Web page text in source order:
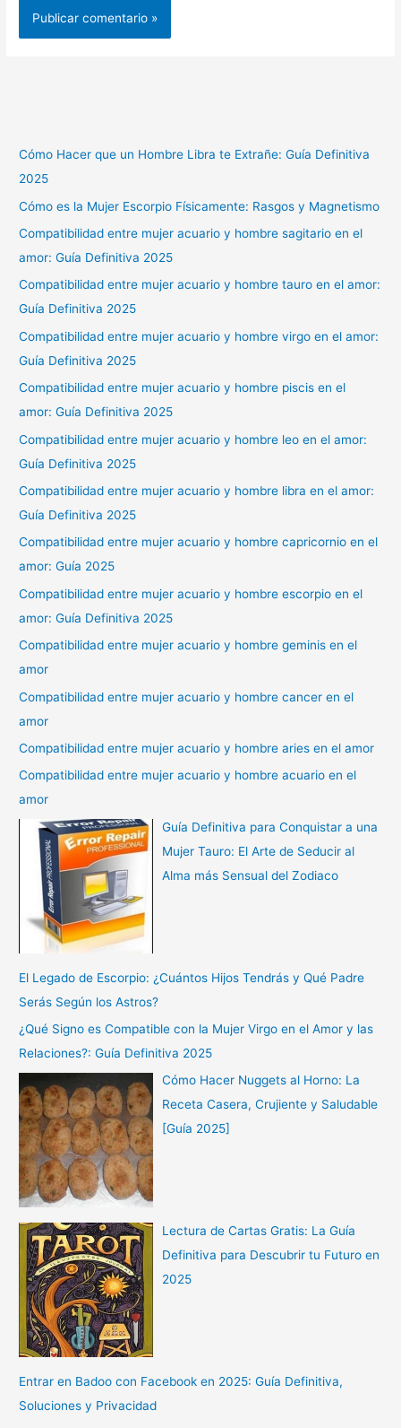
Cómo Hacer que un Hombre Libra te Extrañe: Guía Definitiva
2025
Cómo es la Mujer Escorpio Físicamente: Rasgos y Magnetismo
Compatibilidad entre mujer acuario y hombre sagitario en el
amor: Guía Definitiva 2025
Compatibilidad entre mujer acuario y hombre tauro en el amor:
Guía Definitiva 2025
Compatibilidad entre mujer acuario y hombre virgo en el amor:
Guía Definitiva 2025
Compatibilidad entre mujer acuario y hombre piscis en el
amor: Guía Definitiva 2025
Compatibilidad entre mujer acuario y hombre leo en el amor:
Guía Definitiva 2025
Compatibilidad entre mujer acuario y hombre libra en el amor:
Guía Definitiva 2025
Compatibilidad entre mujer acuario y hombre capricornio en el
amor: Guía 2025
Compatibilidad entre mujer acuario y hombre escorpio en el
amor: Guía Definitiva 2025
Compatibilidad entre mujer acuario y hombre geminis en el
amor
Compatibilidad entre mujer acuario y hombre cancer en el
amor
Compatibilidad entre mujer acuario y hombre aries en el amor
Compatibilidad entre mujer acuario y hombre acuario en el
amor
Guía Definitiva para Conquistar a una
Mujer Tauro: El Arte de Seducir al
Alma más Sensual del Zodiaco
El Legado de Escorpio: ¿Cuántos Hijos Tendrás y Qué Padre
Serás Según los Astros?
¿Qué Signo es Compatible con la Mujer Virgo en el Amor y las
Relaciones?: Guía Definitiva 2025
Cómo Hacer Nuggets al Horno: La
Receta Casera, Crujiente y Saludable
[Guía 2025]
Lectura de Cartas Gratis: La Guía
Definitiva para Descubrir tu Futuro en
2025
Entrar en Badoo con Facebook en 2025: Guía Definitiva,
Soluciones y Privacidad